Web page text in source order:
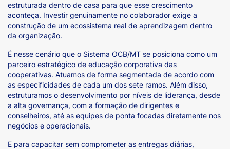
estruturada dentro de casa para que esse crescimento
aconteça. Investir genuinamente no colaborador exige a
construção de um ecossistema real de aprendizagem dentro
da organização.
É nesse cenário que o Sistema OCB/MT se posiciona como um
parceiro estratégico de educação corporativa das
cooperativas. Atuamos de forma segmentada de acordo com
as especificidades de cada um dos sete ramos. Além disso,
estruturamos o desenvolvimento por níveis de liderança, desde
a alta governança, com a formação de dirigentes e
conselheiros, até as equipes de ponta focadas diretamente nos
negócios e operacionais.
E para capacitar sem comprometer as entregas diárias,